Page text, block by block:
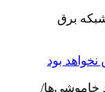
بود